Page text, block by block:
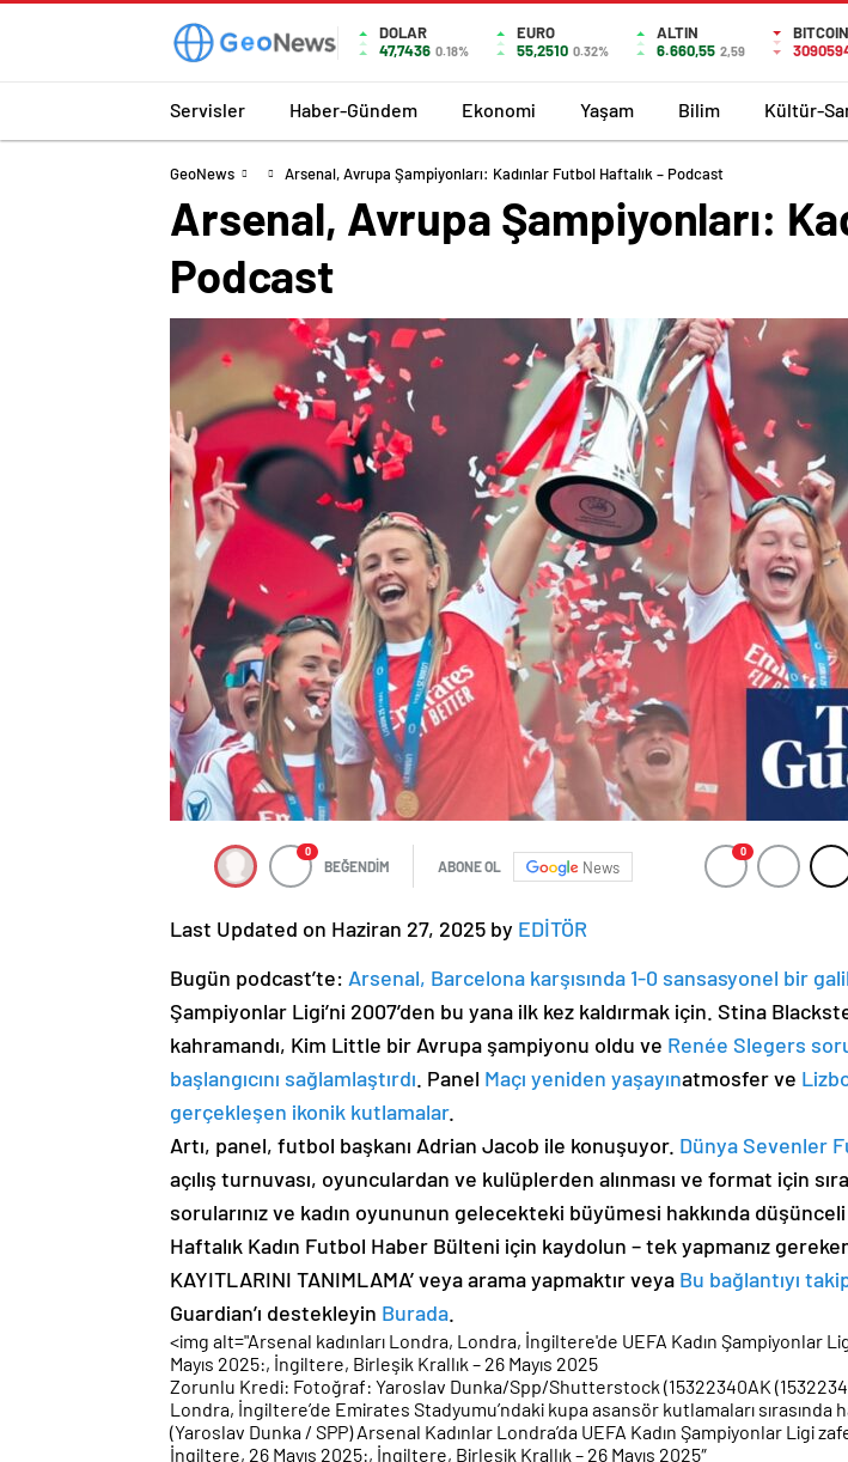
DOLAR
47,7436 0.18%
EURO
55,2510 0.32%
ALTIN
6.660,55 2,59
BITCOIN
Servisler Haber-Gündem Ekonomi Yaşam Bilim Kültür-
GeoNews Arsenal, Avrupa Şampiyonları: Kadınlar Futbol Haftalık – Podcast
Arsenal, Avrupa Şampiyonları:
Podcast
0
BEĞENDİM ABONE OL News
0
Last Updated on Haziran 27, 2025 by EDİTÖR
Bugün podcast’te: Arsenal, Barcelona karşısında 1-0 sansasyonel bir
Şampiyonlar Ligi’ni 2007’den bu yana ilk kez kaldırmak için. Stina
kahramandı, Kim Little bir Avrupa şampiyonu oldu ve Renée Slegers
başlangıcını sağlamlaştırdı. Panel Maçı yeniden yaşayınatmosfer ve
gerçekleşen ikonik kutlamalar.
Artı, panel, futbol başkanı Adrian Jacob ile konuşuyor. Dünya Sevenler
açılış turnuvası, oyunculardan ve kulüplerden alınması ve format için
sorularınız ve kadın oyununun gelecekteki büyümesi hakkında
Haftalık Kadın Futbol Haber Bülteni için kaydolun – tek yapmanız gereken
KAYITLARINI TANIMLAMA’ veya arama yapmaktır veya Bu bağlantıyı
Guardian’ı destekleyin Burada.
<img alt="Arsenal kadınları Londra, Londra, İngiltere'de UEFA Kadın Şampiyonlar
Mayıs 2025:, İngiltere, Birleşik Krallık – 26 Mayıs 2025
Zorunlu Kredi: Fotoğraf: Yaroslav Dunka/Spp/Shutterstock (15322340AK
Londra, İngiltere’de Emirates Stadyumu’ndaki kupa asansör kutlamaları sırasında
(Yaroslav Dunka / SPP) Arsenal Kadınlar Londra’da UEFA Kadın Şampiyonlar Ligi
İngiltere, 26 Mayıs 2025:, İngiltere, Birleşik Krallık – 26 Mayıs 2025″